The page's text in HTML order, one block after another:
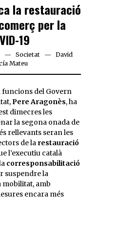
la restauració
per la
19
Societat
David
Mateu
Pere Aragonès, ha
dimecres les
la segona onada de
rellevants seran les
de la restauració
l’executiu català
corresponsabilitació
suspendre la
mobilitat, amb
encara més